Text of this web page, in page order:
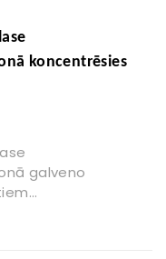
koncentrēsies
galveno